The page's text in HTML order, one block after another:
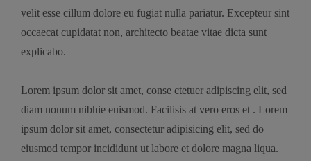
velit esse cillum dolore eu fugiat nulla pariatur. Excepteur sint
occaecat cupidatat non, architecto beatae vitae dicta sunt
explicabo.
Lorem ipsum dolor sit amet, conse ctetuer adipiscing elit, sed
diam nonum nibhie euismod. Facilisis at vero eros et . Lorem
ipsum dolor sit amet, consectetur adipisicing elit, sed do
eiusmod tempor incididunt ut labore et dolore magna liqua.